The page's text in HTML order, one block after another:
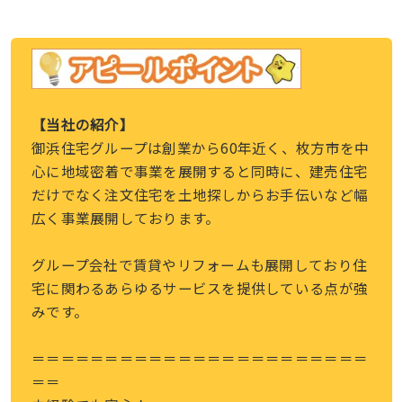
【当社の紹介】
御浜住宅グループは創業から60年近く、枚方市を中
心に地域密着で事業を展開すると同時に、建売住宅
だけでなく注文住宅を土地探しからお手伝いなど幅
広く事業展開しております。
グループ会社で賃貸やリフォームも展開しており住
宅に関わるあらゆるサービスを提供している点が強
みです。
＝＝＝＝＝＝＝＝＝＝＝＝＝＝＝＝＝＝＝＝＝＝＝
＝＝